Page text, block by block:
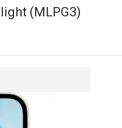
(MLPG3)